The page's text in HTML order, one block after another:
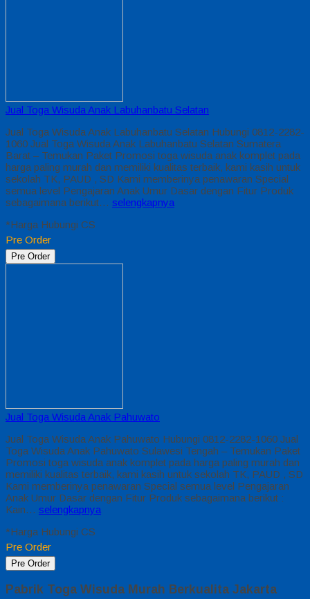
Jual Toga Wisuda Anak Labuhanbatu Selatan
Jual Toga Wisuda Anak Labuhanbatu Selatan Hubungi 0812-2282-
1060 Jual Toga Wisuda Anak Labuhanbatu Selatan Sumatera
Barat – Temukan Paket Promosi toga wisuda anak komplet pada
harga paling murah dan memiliki kualitas terbaik, kami kasih untuk
sekolah TK, PAUD , SD Kami memberinya penawaran Special
semua level Pengajaran Anak Umur Dasar dengan Fitur Produk
sebagaimana berikut… selengkapnya
*Harga Hubungi CS
Pre Order
Pre Order
Jual Toga Wisuda Anak Pahuwato
Jual Toga Wisuda Anak Pahuwato Hubungi 0812-2282-1060 Jual
Toga Wisuda Anak Pahuwato Sulawesi Tengah – Temukan Paket
Promosi toga wisuda anak komplet pada harga paling murah dan
memiliki kualitas terbaik, kami kasih untuk sekolah TK, PAUD , SD
Kami memberinya penawaran Special semua level Pengajaran
Anak Umur Dasar dengan Fitur Produk sebagaimana berikut :
Kain… selengkapnya
*Harga Hubungi CS
Pre Order
Pre Order
Pabrik Toga Wisuda Murah Berkualita Jakarta